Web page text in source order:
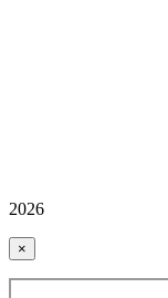
2026
×